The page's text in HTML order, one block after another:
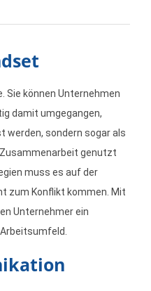
Sie können Unternehmen
damit umgegangen,
werden, sondern sogar als
genutzt
muss es auf der
zum Konflikt kommen. Mit
Unternehmer ein